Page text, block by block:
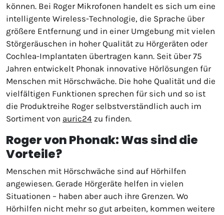
können. Bei Roger Mikrofonen handelt es sich um eine
intelligente Wireless-Technologie, die Sprache über
größere Entfernung und in einer Umgebung mit vielen
Störgeräuschen in hoher Qualität zu Hörgeräten oder
Cochlea-Implantaten übertragen kann. Seit über 75
Jahren entwickelt Phonak innovative Hörlösungen für
Menschen mit Hörschwäche. Die hohe Qualität und die
vielfältigen Funktionen sprechen für sich und so ist
die Produktreihe Roger selbstverständlich auch im
Sortiment von auric24 zu finden.
Roger von Phonak: Was sind die
Vorteile?
Menschen mit Hörschwäche sind auf Hörhilfen
angewiesen. Gerade Hörgeräte helfen in vielen
Situationen – haben aber auch ihre Grenzen. Wo
Hörhilfen nicht mehr so gut arbeiten, kommen weitere